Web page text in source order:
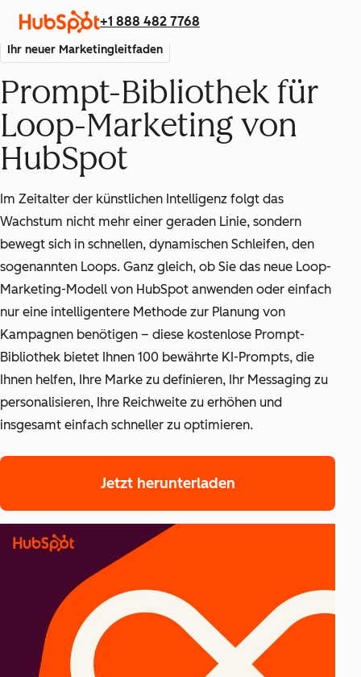
+1 888 482 7768
Ihr neuer Marketingleitfaden
Prompt-Bibliothek für
Loop-Marketing von
HubSpot
Im Zeitalter der künstlichen Intelligenz folgt das
Wachstum nicht mehr einer geraden Linie, sondern
bewegt sich in schnellen, dynamischen Schleifen, den
sogenannten Loops. Ganz gleich, ob Sie das neue Loop-
Marketing-Modell von HubSpot anwenden oder einfach
nur eine intelligentere Methode zur Planung von
Kampagnen benötigen – diese kostenlose Prompt-
Bibliothek bietet Ihnen 100 bewährte KI-Prompts, die
Ihnen helfen, Ihre Marke zu definieren, Ihr Messaging zu
personalisieren, Ihre Reichweite zu erhöhen und
insgesamt einfach schneller zu optimieren.
Jetzt herunterladen